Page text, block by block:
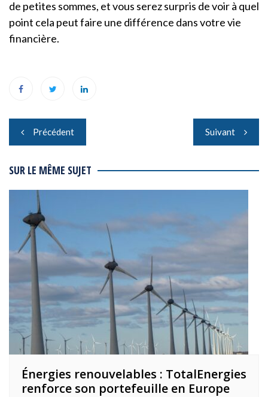
de petites sommes, et vous serez surpris de voir à quel
point cela peut faire une différence dans votre vie
financière.
Navigation
de
l’article
Précédent Suivant
SUR LE MÊME SUJET
Énergies renouvelables : TotalEnergies
renforce son portefeuille en Europe